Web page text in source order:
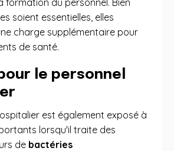
formation du personnel. Bien
soient essentielles, elles
charge supplémentaire pour
de santé.
le personnel
est également exposé à
lorsqu'il traite des
de bactéries